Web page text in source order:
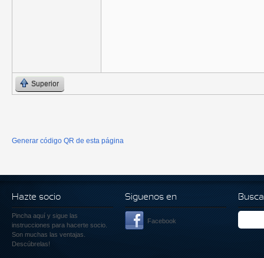
Superior
Generar código QR de esta página
Hazte socio
Pincha aquí y sigue las
instrucciones para hacerte socio.
Son muchas las ventajas.
Descúbrelas!
Siguenos en
Facebook